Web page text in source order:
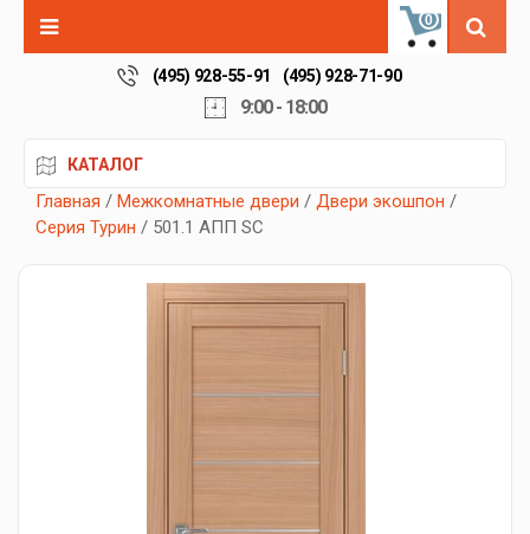
0
(495) 928-55-91 (495) 928-71-90
9:00 - 18:00
КАТАЛОГ
Главная / Межкомнатные двери / Двери экошпон /
Серия Турин / 501.1 АПП SC